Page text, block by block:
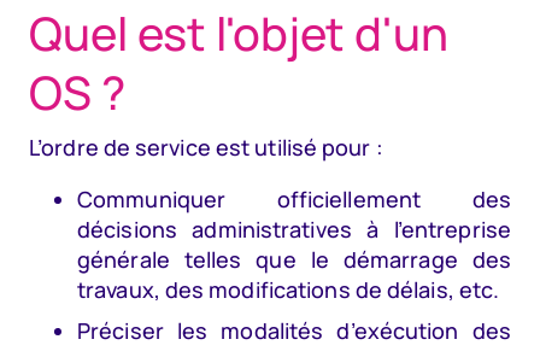
Quel est l'objet d'un
OS ?
L’ordre de service est utilisé pour :
Communiquer officiellement des
décisions administratives à l’entreprise
générale telles que le démarrage des
travaux, des modifications de délais, etc.
Préciser les modalités d’exécution des